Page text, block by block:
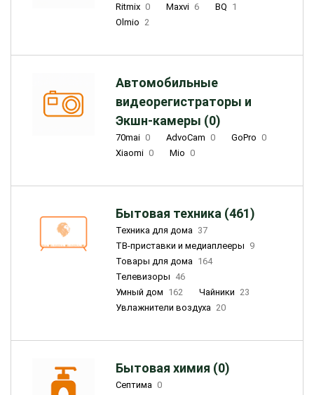
Ritmix 0 Maxvi 6 BQ 1
Olmio 2
Автомобильные
видеорегистраторы и
Экшн-камеры (0)
70mai 0 AdvoCam 0 GoPro 0
Xiaomi 0 Mio 0
Бытовая техника (461)
Техника для дома 37
ТВ-приставки и медиаплееры 9
Товары для дома 164
Телевизоры 46
Умный дом 162 Чайники 23
Увлажнители воздуха 20
Бытовая химия (0)
Септима 0